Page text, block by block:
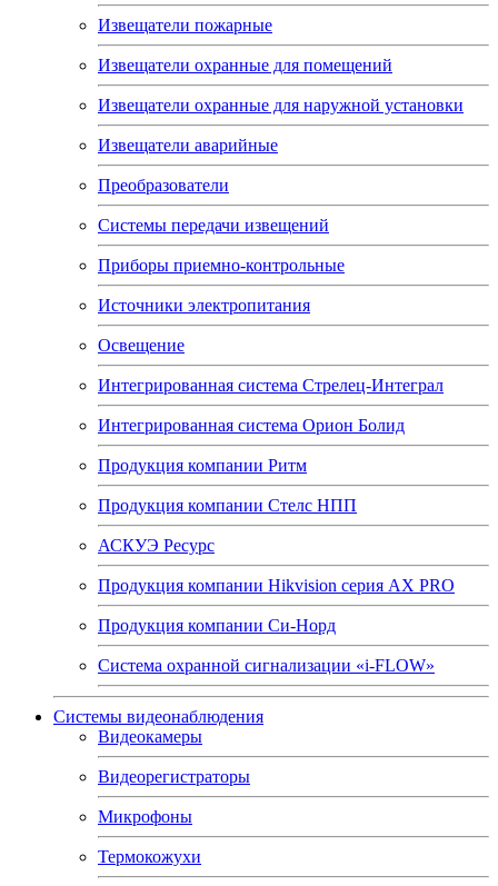
Извещатели пожарные
Извещатели охранные для помещений
Извещатели охранные для наружной установки
Извещатели аварийные
Преобразователи
Системы передачи извещений
Приборы приемно-контрольные
Источники электропитания
Освещение
Интегрированная система Стрелец-Интеграл
Интегрированная система Орион Болид
Продукция компании Ритм
Продукция компании Стелс НПП
АСКУЭ Ресурс
Продукция компании Hikvision серия AX PRO
Продукция компании Си-Норд
Система охранной сигнализации «i-FLOW»
Системы видеонаблюдения
Видеокамеры
Видеорегистраторы
Микрофоны
Термокожухи